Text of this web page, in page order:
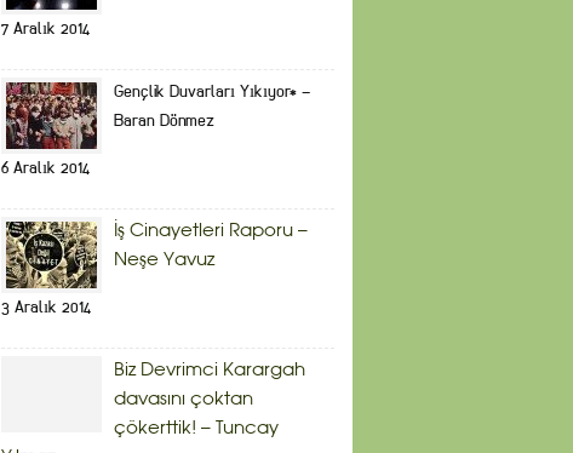
7 Aralık 2014
Gençlik Duvarları Yıkıyor* –
Baran Dönmez
6 Aralık 2014
İş Cinayetleri Raporu –
Neşe Yavuz
3 Aralık 2014
Biz Devrimci Karargah
davasını çoktan
çökerttik! – Tuncay